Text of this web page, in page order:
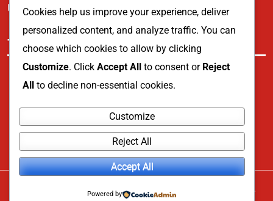
Uncategorized
Tags
Buku e-commerce Penjualan Liburan
E-Comerse Dan Retail Blog . All Rights Reserved.
Cookies help us improve your experience, deliver
personalized content, and analyze traffic. You can
choose which cookies to allow by clicking
Customize. Click Accept All to consent or Reject
All to decline non-essential cookies.
Customize
Reject All
Accept All
Powered by